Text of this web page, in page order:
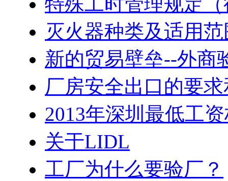
灭火器种类及适用
新的贸易壁垒--外商
厂房安全出口的要
2013年深圳最低工
关于LIDL
工厂为什么要验厂？